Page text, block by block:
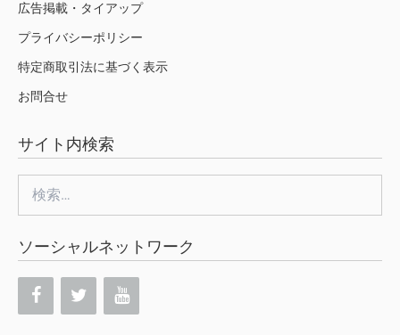
広告掲載・タイアップ
プライバシーポリシー
特定商取引法に基づく表示
お問合せ
サイト内検索
索:
ソーシャルネットワーク